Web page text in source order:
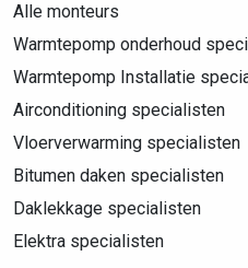
Alle monteurs
Warmtepomp onderhoud
Warmtepomp Installatie
Airconditioning specialisten
Vloerverwarming specialisten
Bitumen daken specialisten
Daklekkage specialisten
Elektra specialisten